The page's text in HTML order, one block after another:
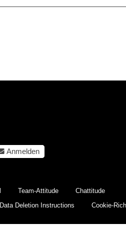
Anmelden
Team-Attitude
Chattitude
Data Deletion Instructions Cookie-